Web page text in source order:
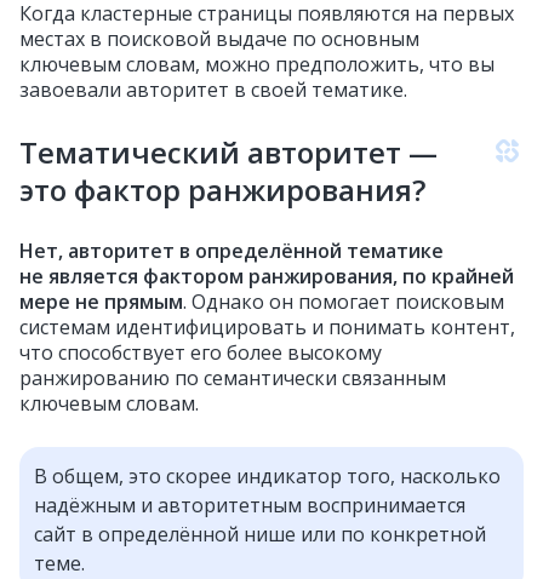
Когда кластерные страницы появляются на первых
местах в поисковой выдаче по основным
ключевым словам, можно предположить, что вы
завоевали авторитет в своей тематике.
Тематический авторитет —
это фактор ранжирования?
Нет, авторитет в определённой тематике
не является фактором ранжирования, по крайней
мере не прямым. Однако он помогает поисковым
системам идентифицировать и понимать контент,
что способствует его более высокому
ранжированию по семантически связанным
ключевым словам.
В общем, это скорее индикатор того, насколько
надёжным и авторитетным воспринимается
сайт в определённой нише или по конкретной
теме.